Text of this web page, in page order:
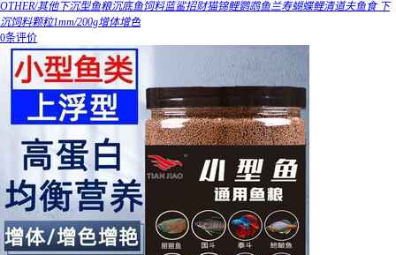
OTHER/其他下沉型鱼粮沉底鱼饲料蓝鲨招财猫锦鲤鹦鹉鱼兰寿蝴蝶鲤清道夫鱼食 下
沉饲料颗粒1mm/200g增体增色
0条评价